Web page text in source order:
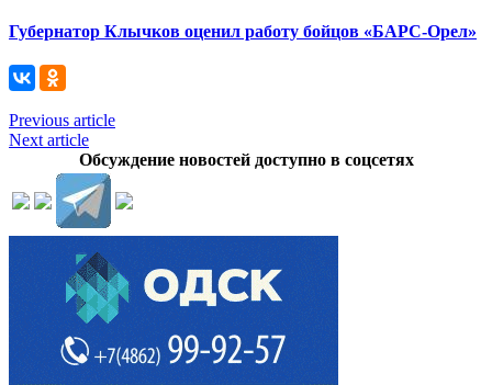
Губернатор Клычков оценил работу бойцов «БАРС-Орел»
Previous article
Next article
Обсуждение новостей доступно в соцсетях